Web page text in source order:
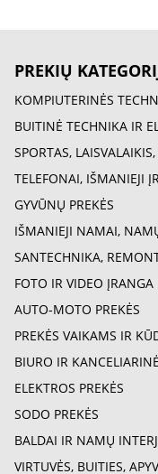
PREKIŲ
KOMPIUTERINĖS
BUITINĖ TECHNIKA IR
SPORTAS,
TELEFONAI, IŠMANIEJI
GYVŪNŲ PREKĖS
IŠMANIEJI NAMAI,
SANTECHNIKA,
FOTO IR VIDEO ĮRANGA
AUTO-MOTO PREKĖS
PREKĖS VAIKAMS IR
BIURO IR
ELEKTROS PREKĖS
SODO PREKĖS
BALDAI IR NAMŲ
VIRTUVĖS, BUITIES,